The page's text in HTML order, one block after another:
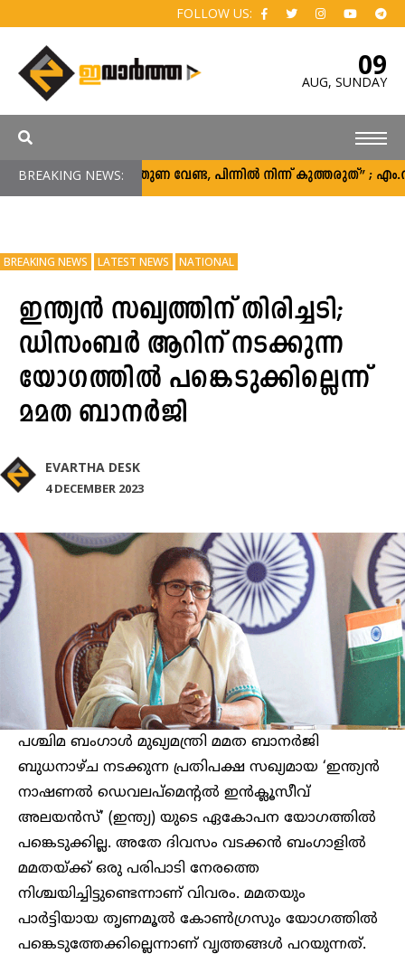
FOLLOW US:
09
AUG, SUNDAY
BREAKING NEWS:“പിന്തുണ വേണ്ട, പിന്നിൽ നിന്ന് കുത്തരുത്” ;
BREAKING NEWS LATEST NEWS NATIONAL
ഇന്ത്യൻ സഖ്യത്തിന് തിരിച്ചടി;
ഡിസംബർ ആറിന് നടക്കുന്ന
യോഗത്തിൽ പങ്കെടുക്കില്ലെന്ന്
മമത ബാനർജി
EVARTHA DESK
4 DECEMBER 2023
പശ്ചിമ ബംഗാൾ മുഖ്യമന്ത്രി മമത ബാനർജി
ബുധനാഴ്ച നടക്കുന്ന പ്രതിപക്ഷ സഖ്യമായ ‘ഇന്ത്യൻ
നാഷണൽ ഡെവലപ്‌മെന്റൽ ഇൻക്ലൂസീവ്
അലയൻസ്’ (ഇന്ത്യ) യുടെ ഏകോപന യോഗത്തിൽ
പങ്കെടുക്കില്ല. അതേ ദിവസം വടക്കൻ ബംഗാളിൽ
മമതയ്ക്ക് ഒരു പരിപാടി നേരത്തെ
നിശ്ചയിച്ചിട്ടുണ്ടെന്നാണ് വിവരം. മമതയും
പാർട്ടിയായ തൃണമൂൽ കോൺഗ്രസും യോഗത്തിൽ
പങ്കെടുത്തേക്കില്ലെന്നാണ് വൃത്തങ്ങൾ പറയുന്നത്.